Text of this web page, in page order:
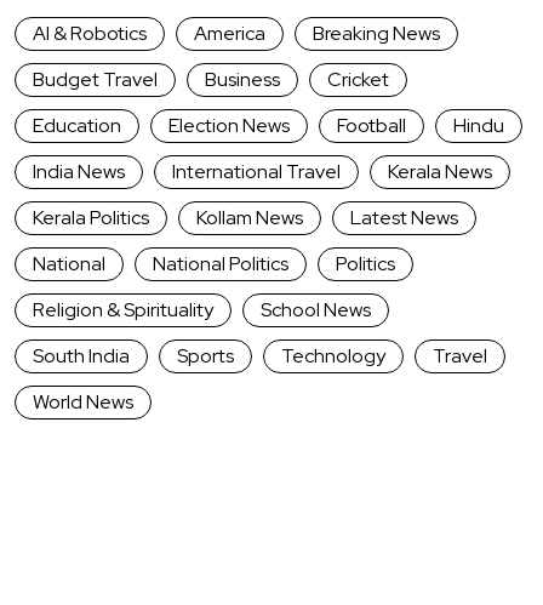
AI & Robotics America
Breaking News
Budget Travel
Business
Cricket
Education
Election News Football
Hindu
India News
International Travel
Kerala News
Kerala Politics
Kollam News
Latest News
National
National Politics
Politics
Religion & Spirituality
School News
South India
Sports Technology
Travel
World News